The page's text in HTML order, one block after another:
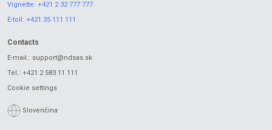
Vignette: +421 2 32 777 777
E-toll: +421 35 111 111
Contacts
E-mail.: support@ndsas.sk
Tel.: +421 2 583 11 111
Cookie settings
Slovenčina